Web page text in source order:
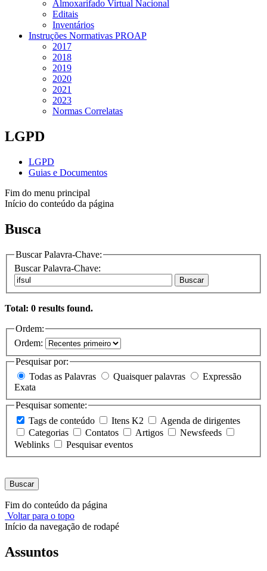
Almoxarifado Virtual Nacional
Editais
Inventários
Instruções Normativas PROAP
2017
2018
2019
2020
2021
2023
Normas Correlatas
LGPD
LGPD
Guias e Documentos
Fim do menu principal
Início do conteúdo da página
Busca
Buscar Palavra-Chave:
Buscar Palavra-Chave:
Buscar
Total: 0 results found.
Ordem:
Ordem:
Pesquisar por:
Todas as Palavras
Quaisquer palavras
Exata
Pesquisar somente:
Tags de conteúdo
Itens K2
Agenda de dirigentes
Categorias
Contatos Artigos
Newsfeeds
Weblinks
Pesquisar eventos
Buscar
Fim do conteúdo da página
Voltar para o topo
Início da navegação de rodapé
Assuntos